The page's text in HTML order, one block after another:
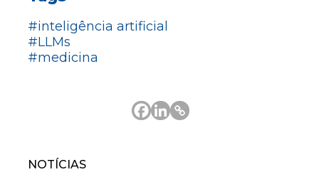
#inteligência artificial
#LLMs
#medicina
NOTÍCIAS